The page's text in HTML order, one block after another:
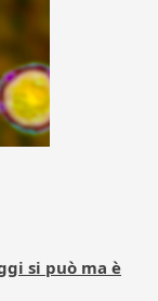
si può ma è